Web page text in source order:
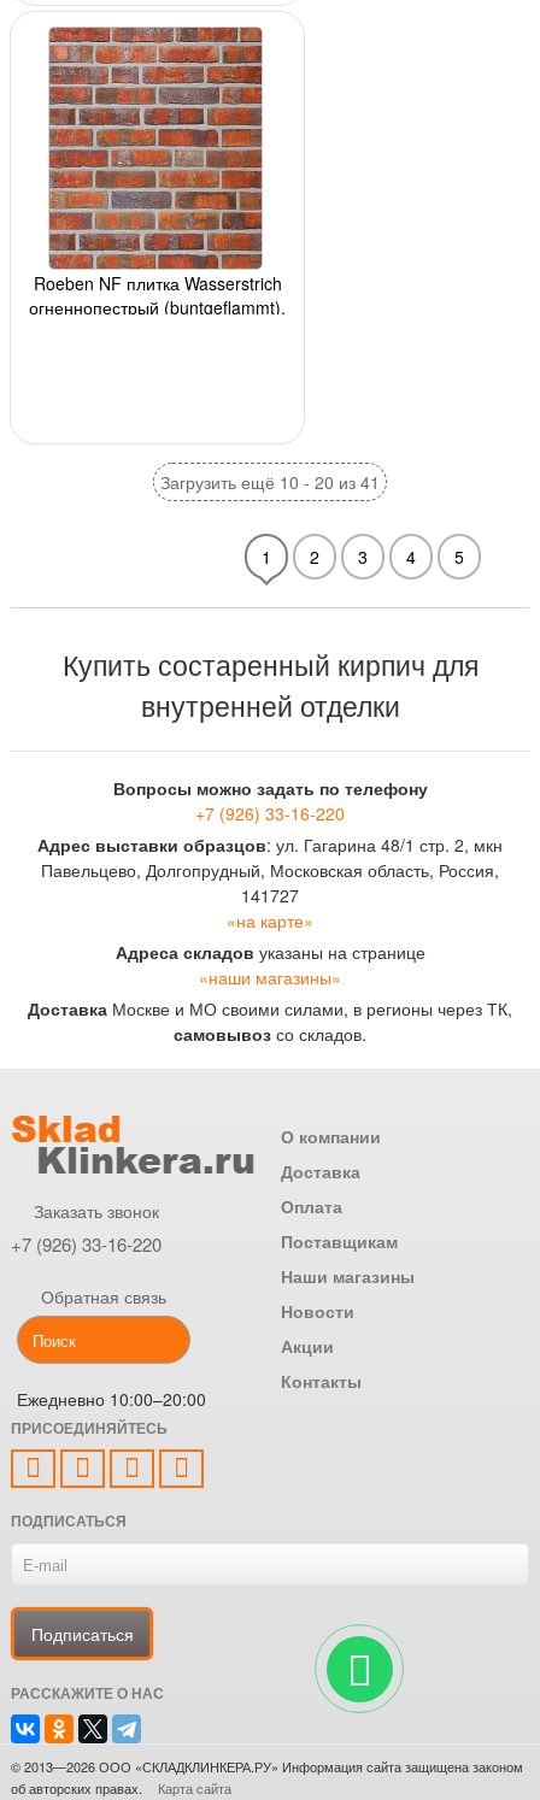
Roeben NF плитка Wasserstrich
огненнопестрый (buntgeflammt),
Загрузить ещё 10 - 20 из 41
1 2 3 4 5
Купить состаренный кирпич для
внутренней отделки
Вопросы можно задать по телефону
+7 (926) 33-16-220
Адрес выставки образцов: ул. Гагарина 48/1 стр. 2, мкн
Павельцево, Долгопрудный, Московская область, Россия,
141727
«на карте»
Адреса складов указаны на странице
«наши магазины»
Доставка Москве и МО своими силами, в регионы через ТК,
самовывоз со складов.
Заказать звонок
+7 (926) 33-16-220
Обратная связь
Ежедневно 10:00–20:00
О компании
Доставка
Оплата
Поставщикам
Наши магазины
Новости
Акции
Контакты
ПРИСОЕДИНЯЙТЕСЬ
ПОДПИСАТЬСЯ
РАССКАЖИТЕ О НАС
© 2013—2026 ООО «СКЛАДКЛИНКЕРА.РУ» Информация сайта защищена законом
об авторских правах.
Карта сайта